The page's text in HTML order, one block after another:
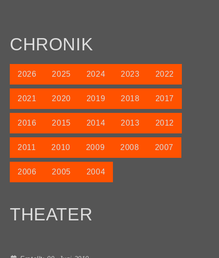
CHRONIK
2026 2025 2024 2023 2022
2021 2020 2019 2018 2017
2016 2015 2014 2013 2012
2011 2010 2009 2008 2007
2006 2005 2004
THEATER